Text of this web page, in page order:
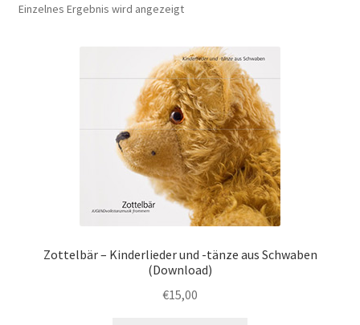
Mein Koto
Einzelnes Ergebnis wird angezeigt
Zottelbär – Kinderlieder und -tänze aus Schwaben
(Download)
€15,00